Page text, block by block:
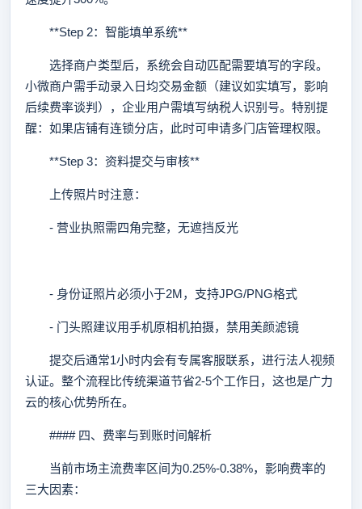
**Step 2：智能填单系统**
选择商户类型后，系统会自动匹配需要填写的字段。
小微商户需手动录入日均交易金额（建议如实填写，影响
后续费率谈判），企业用户需填写纳税人识别号。特别提
醒：如果店铺有连锁分店，此时可申请多门店管理权限。
**Step 3：资料提交与审核**
上传照片时注意：
- 营业执照需四角完整，无遮挡反光
- 身份证照片必须小于2M，支持JPG/PNG格式
- 门头照建议用手机原相机拍摄，禁用美颜滤镜
提交后通常1小时内会有专属客服联系，进行法人视频
认证。整个流程比传统渠道节省2-5个工作日，这也是广力
云的核心优势所在。
#### 四、费率与到账时间解析
当前市场主流费率区间为0.25%-0.38%，影响费率的
三大因素：